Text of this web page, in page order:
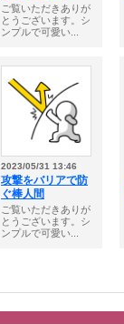
ご覧いただきありが
とうございます。シ
ンプルで可愛い...
2023/05/31 13:46
攻撃をバリアで防
ぐ棒人間
ご覧いただきありが
とうございます。シ
ンプルで可愛い...